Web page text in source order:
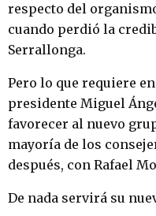
respecto del
cuando perdió la
Serrallonga.
Pero lo que requiere
presidente Miguel
favorecer al nuevo
mayoría de los
después, con Rafael
De nada servirá su